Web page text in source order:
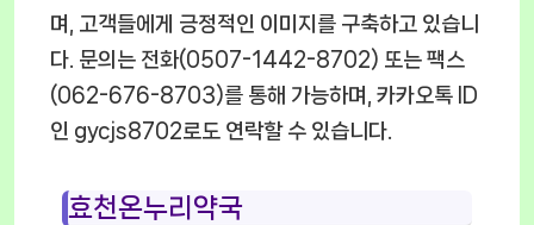
며, 고객들에게 긍정적인 이미지를 구축하고 있습니
다. 문의는 전화(0507-1442-8702) 또는 팩스
(062-676-8703)를 통해 가능하며, 카카오톡 ID
인 gycjs8702로도 연락할 수 있습니다.
효천온누리약국